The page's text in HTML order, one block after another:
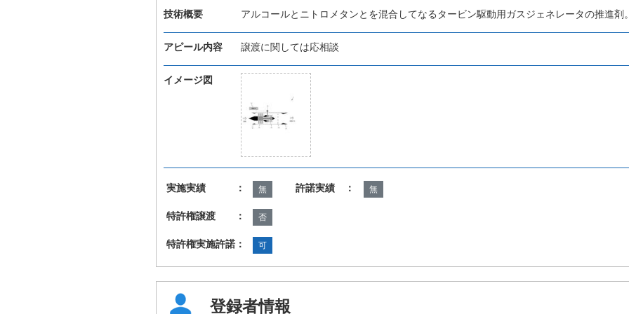
技術概要 アルコールとニトロメタンとを混合してなるタービン駆動用ガスジェネレータの推進剤。
アピール内容 譲渡に関しては応相談
イメージ図
実施実績 ： 無 許諾実績 ： 無
特許権譲渡 ： 否
特許権実施許諾： 可
登録者情報